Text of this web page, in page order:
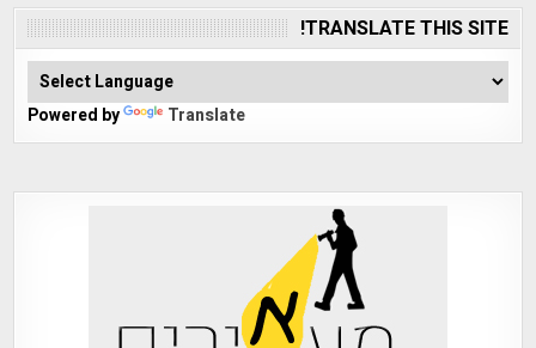
TRANSLATE THIS SITE!
Powered by Translate